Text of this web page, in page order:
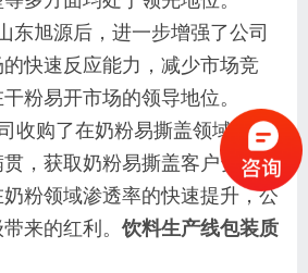
东旭源后，进一步增强了公司
快速反应能力，减少市场竞
粉易开市场的领导地位。
收购了在奶粉易撕盖领域处于
，获取奶粉易撕盖客户资源。
粉领域渗透率的快速提升，公
来的红利。饮料生产线包装质